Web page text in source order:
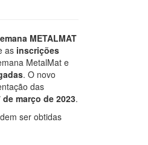
METALMAT
as inscrições
MetalMat e
. O novo
das
de março de 2023.
ser obtidas